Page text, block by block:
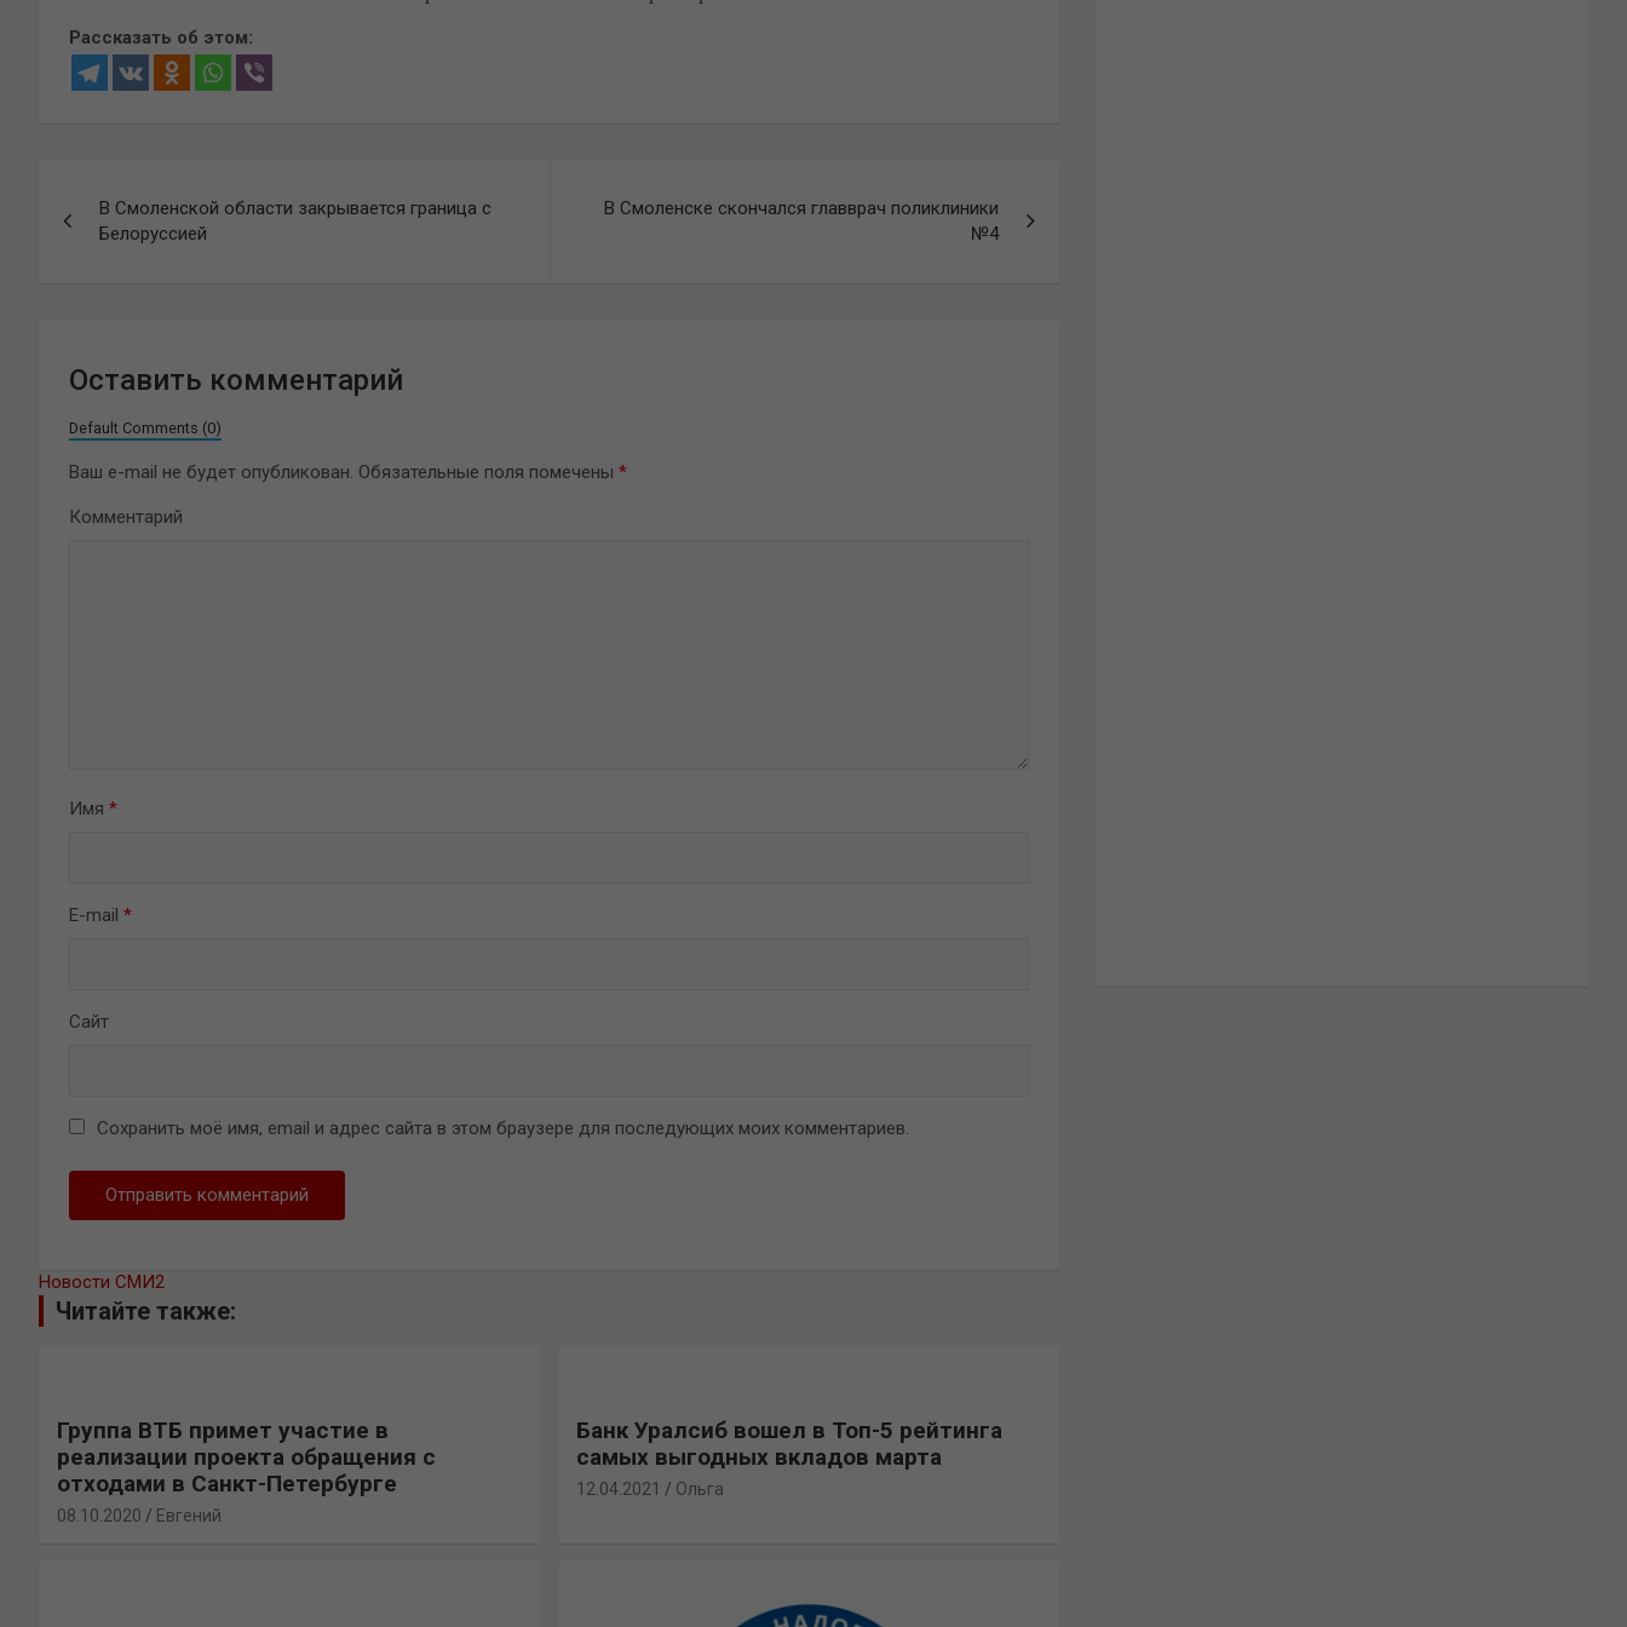
Рассказать об этом:
по
В Смоленской области закрывается граница с
Белоруссией
В Смоленске скончался главврач поликлиники
№4
Оставить комментарий
Default Comments (0)
Ваш e-mail не будет опубликован. Обязательные поля помечены *
Комментарий
Имя *
E-mail *
Сайт
Сохранить моё имя, email и адрес сайта в этом браузере для последующих моих комментариев.
Новости СМИ2
Читайте также:
Группа ВТБ примет участие в
реализации проекта обращения с
отходами в Санкт-Петербурге
08.10.2020 Евгений
Банк Уралсиб вошел в Топ-5 рейтинга
самых выгодных вкладов марта
12.04.2021 Ольга